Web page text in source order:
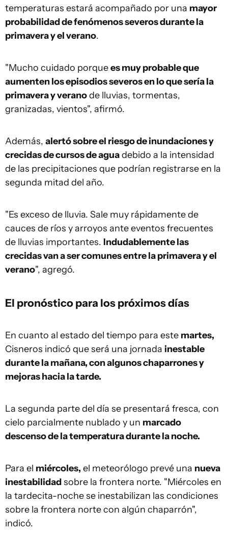
temperaturas estará acompañado por una mayor
probabilidad de fenómenos severos durante la
primavera y el verano.
"Mucho cuidado porquees muy probable que
aumenten los episodios severos en lo que sería la
primavera y veranode lluvias, tormentas,
granizadas, vientos", afirmó.
Además, alertó sobre el riesgo de inundaciones y
crecidas de cursos de aguadebido a la intensidad
de las precipitaciones que podrían registrarse en la
segunda mitad del año.
"Es exceso de lluvia. Sale muy rápidamente de
cauces de ríos y arroyos ante eventos frecuentes
de lluvias importantes. Indudablemente las
crecidas van a ser comunes entre la primavera y el
verano", agregó.
El pronóstico para los próximos días
En cuanto al estado del tiempo para este martes,
Cisneros indicó que será una jornada inestable
durante la mañana, con algunos chaparrones y
mejoras hacia la tarde.
La segunda parte del día se presentará fresca, con
cielo parcialmente nublado y un marcado
descenso de la temperatura durante la noche.
Para el miércoles, el meteorólogo prevé una nueva
inestabilidadsobre la frontera norte. "Miércoles en
la tardecita-noche se inestabilizan las condiciones
sobre la frontera norte con algún chaparrón",
indicó.